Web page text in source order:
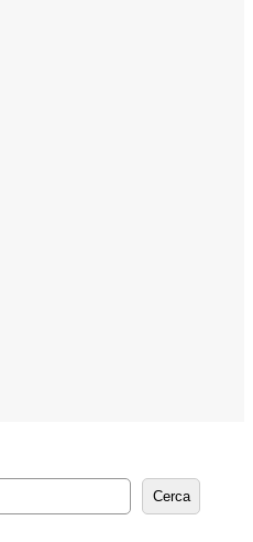
Cerca